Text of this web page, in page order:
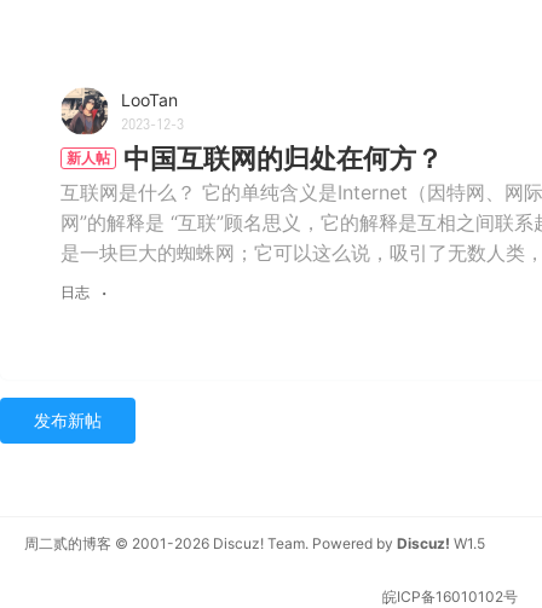
LooTan
2023-12-3
新人帖
中国互联网的归处在何方？
互联网是什么？ 它的单纯含义是Internet（因特网、网
网”的解释是 “互联”顾名思义，它的解释是互相之间联
是一块巨大的蜘蛛网；它可以这么说，吸引了无数人类
日志
发布新帖
周二贰的博客 © 2001-2026 Discuz! Team. Powered by Discuz! W1.5
皖ICP备16010102号